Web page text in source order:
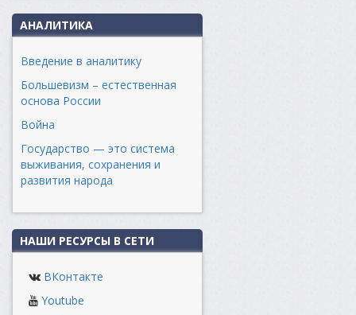
АНАЛИТИКА
Введение в аналитику
Большевизм – естественная
основа России
Война
Государство — это система
выживания, сохранения и
развития народа
НАШИ РЕСУРСЫ В СЕТИ
ВКонтакте
Youtube